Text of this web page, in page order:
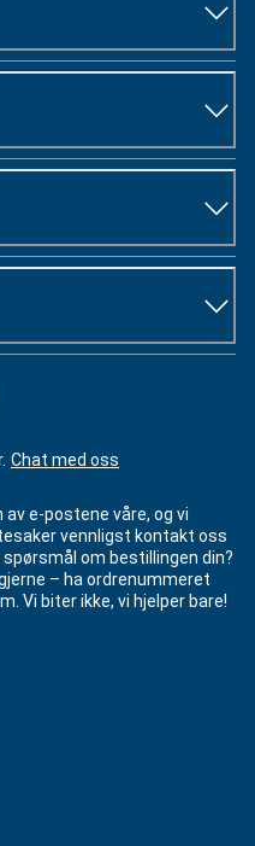
Chat med oss
av e-postene våre, og vi
vennligst kontakt oss
om bestillingen din?
– ha ordrenummeret
Vi biter ikke, vi hjelper bare!